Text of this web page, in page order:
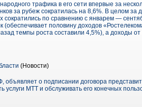
трафика в его сети впервые за
за рубеж сократилась на 8,6%. В целом за
по сравнению с январем —
половину доходов
темпы роста составили 4,5%), а доходы
(Новости)
о подписании договора
МТТ и обслуживать его конечных